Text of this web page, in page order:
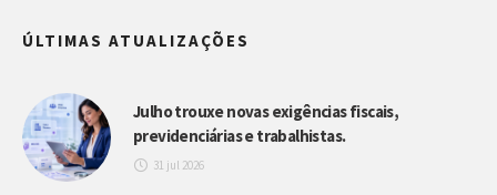
ÚLTIMAS ATUALIZAÇÕES
Julho trouxe novas exigências fiscais,
previdenciárias e trabalhistas.
31 jul 2026